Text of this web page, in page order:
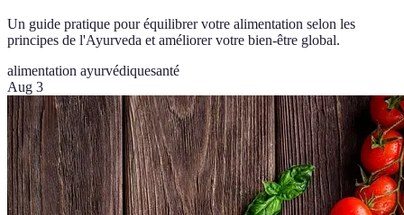
Un guide pratique pour équilibrer votre alimentation selon les
principes de l'Ayurveda et améliorer votre bien-être global.
alimentation ayurvédiquesanté
Aug 3